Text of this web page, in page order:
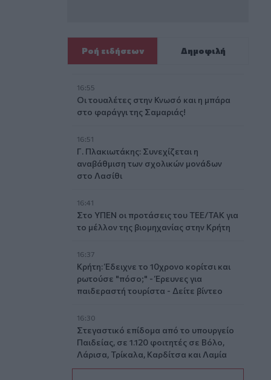
Ροή ειδήσεων Δημοφιλή
16:55
Οι τουαλέτες στην Κνωσό και η μπάρα
στο φαράγγι της Σαμαριάς!
16:51
Γ. Πλακιωτάκης: Συνεχίζεται η
αναβάθμιση των σχολικών μονάδων
στο Λασίθι
16:41
Στο ΥΠΕΝ οι προτάσεις του ΤΕΕ/ΤΑΚ για
το μέλλον της βιομηχανίας στην Κρήτη
16:37
Κρήτη: Έδειχνε το 10χρονο κορίτσι και
ρωτούσε "πόσο;" - Έρευνες για
παιδεραστή τουρίστα - Δείτε βίντεο
16:30
Στεγαστικό επίδομα από το υπουργείο
Παιδείας, σε 1.120 φοιτητές σε Βόλο,
Λάρισα, Τρίκαλα, Καρδίτσα και Λαμία